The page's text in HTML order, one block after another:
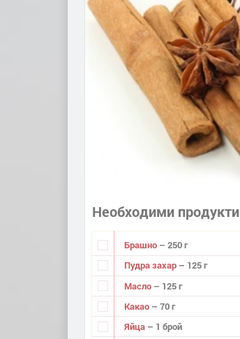
Необходими продукти
Брашно – 250 г
Пудра захар – 125 г
Масло – 125 г
Какао – 70 г
Яйца – 1 брой